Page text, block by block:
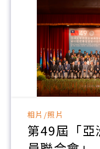
相片/照片
第49屆「亞